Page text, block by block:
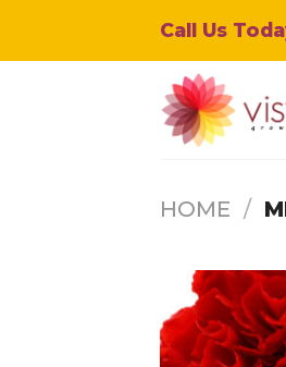
Call Us
HOME /